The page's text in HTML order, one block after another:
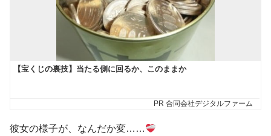
彼女の様子が、なんだか変……